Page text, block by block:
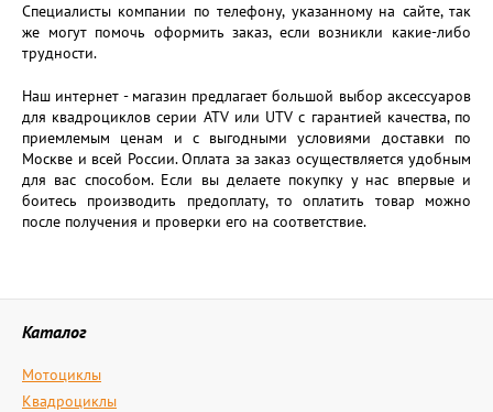
Специалисты компании по телефону, указанному на сайте, так
же могут помочь оформить заказ, если возникли какие-либо
трудности.
Наш интернет - магазин предлагает большой выбор аксессуаров
для квадроциклов серии ATV или UTV с гарантией качества, по
приемлемым ценам и с выгодными условиями доставки по
Москве и всей России. Оплата за заказ осуществляется удобным
для вас способом. Если вы делаете покупку у нас впервые и
боитесь производить предоплату, то оплатить товар можно
после получения и проверки его на соответствие.
Каталог
Мотоциклы
Квадроциклы